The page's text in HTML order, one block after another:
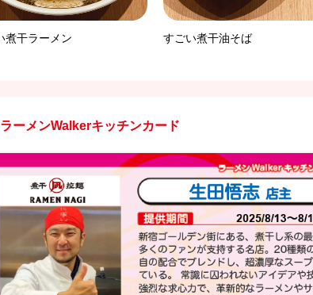
煮干ラーメン すごい煮干油そば
ラーメンWalkerキッチンカード